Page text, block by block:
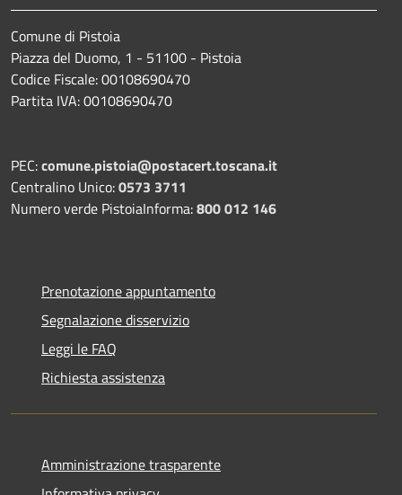
Comune di Pistoia
Piazza del Duomo, 1 - 51100 - Pistoia
Codice Fiscale: 00108690470
Partita IVA: 00108690470
PEC:comune.pistoia@postacert.toscana.it
Centralino Unico:0573 3711
Numero verde PistoiaInforma:800 012 146
Prenotazione appuntamento
Segnalazione disservizio
Leggi le FAQ
Richiesta assistenza
Amministrazione trasparente